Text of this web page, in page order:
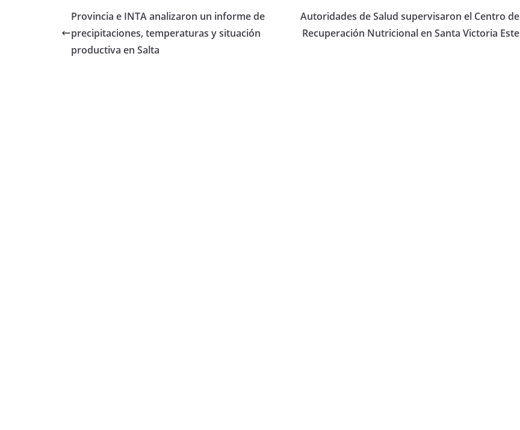
e
b
o
er s
A
p
p
ar
Provincia e INTA analizaron un informe de
precipitaciones, temperaturas y situación
productiva en Salta
Autoridades de Salud supervisaron el Centro de
Recuperación Nutricional en Santa Victoria Este